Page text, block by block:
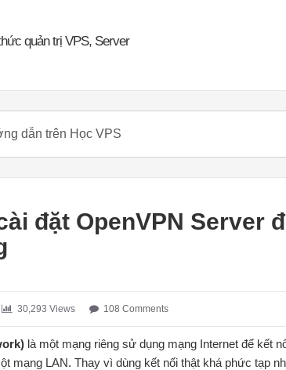
quản trị VPS, Server
đặt OpenVPN Server
30,293 Views 108 Comments
là một mạng riêng sử dụng mạng Internet để kết
mạng LAN. Thay vì dùng kết nối thật khá phức tạp